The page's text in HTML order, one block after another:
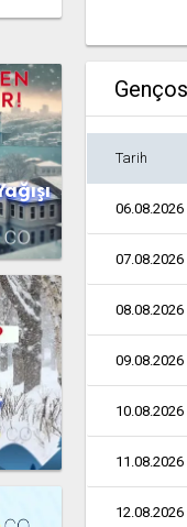
Tarih
06.08.2026
07.08.2026
08.08.2026
09.08.2026
10.08.2026
11.08.2026
12.08.2026